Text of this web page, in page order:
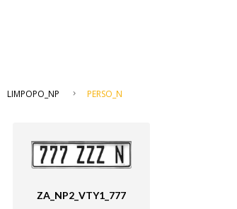
LIMPOPO_NP PERSO_N
ZA_NP2_VTY1_777